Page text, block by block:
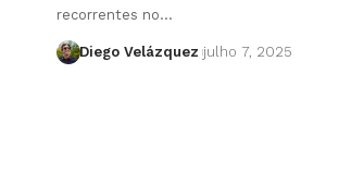
recorrentes no…
Diego Velázquez julho 7, 2025